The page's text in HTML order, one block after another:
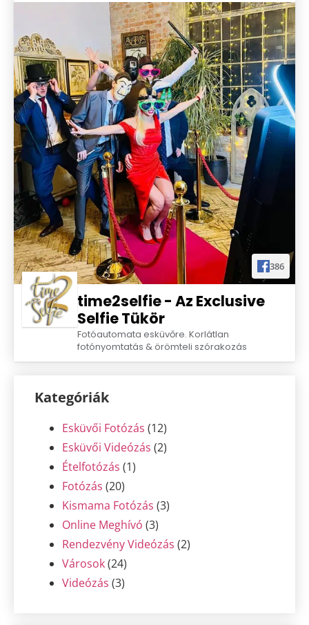
Látványos Nyitótánc
Itt mindent megtalálsz, ami egy igazán egyedi,
modern és látványos nyitótánchoz szükséges
GYAKRAN ISMÉTELT KÉRDÉSEK
GYIK
25% kedvezmény
Selfie Tükörre a DF25 kuponkóddal!
Részletek & Beváltás
time2selfie - Az Exclusive
Selfie Tükör